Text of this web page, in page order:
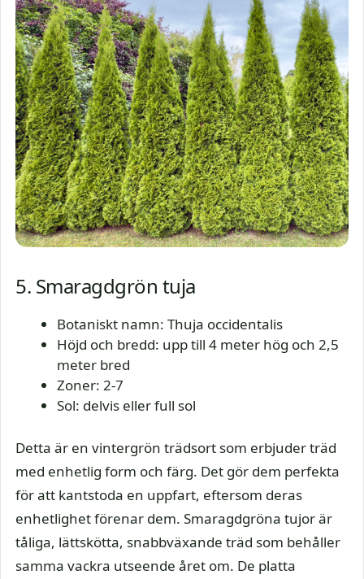
5. Smaragdgrön tuja
Botaniskt namn: Thuja occidentalis
Höjd och bredd: upp till 4 meter hög och 2,5
meter bred
Zoner: 2-7
Sol: delvis eller full sol
Detta är en vintergrön trädsort som erbjuder träd
med enhetlig form och färg. Det gör dem perfekta
för att kantstoda en uppfart, eftersom deras
enhetlighet förenar dem. Smaragdgröna tujor är
tåliga, lättskötta, snabbväxande träd som behåller
samma vackra utseende året om. De platta